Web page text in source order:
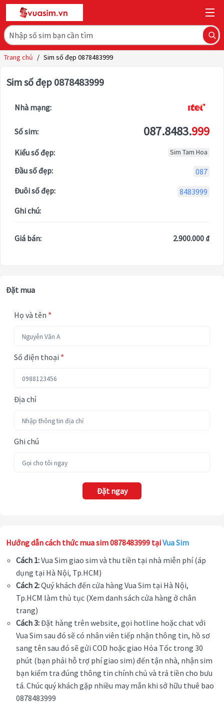
Trang chủ / Sim số đẹp 0878483999
Sim số đẹp 0878483999
Nhà mạng:
Số sim: 087.8483.999
Kiểu số đẹp: Sim Tam Hoa
Đầu số đẹp:
087
Đuôi số đẹp:
8483999
Ghi chú:
Giá bán: 2.900.000 ₫
Đặt mua
Họ và tên *
Số điện thoại *
Địa chỉ
Ghi chú
Đặt ngay
Hướng dẫn cách thức mua sim 0878483999 tạiVua Sim
Cách 1:Vua Sim giao sim và thu tiền tại nhà miễn phí (áp
dụng tại Hà Nội, Tp.HCM)
Cách 2:Quý khách đến cửa hàng Vua Sim tại Hà Nội,
Tp.HCM làm thủ tục (Xem danh sách cửa hàng ở chân
trang)
Cách 3:Đặt hàng trên website, gọi hotline hoặc chat với
Vua Sim sau đó sẽ có nhân viên tiếp nhận thông tin, hồ sơ
sang tên sau đó sẽ gửi COD hoặc giao Hỏa Tốc trong 30
phút (bạn phải hỗ trợ phí giao sim) đến tận nhà, nhận sim
bạn kiểm tra đúng thông tin chính chủ và trả tiền cho bưu
tá. Chúc quý khách gặp nhiều may mắn khi sở hữu thuê bao
0878483999